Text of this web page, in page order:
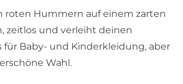
roten Hummern auf einem zarten
zeitlos und verleiht deinen
Baby- und Kinderkleidung, aber
Wahl.